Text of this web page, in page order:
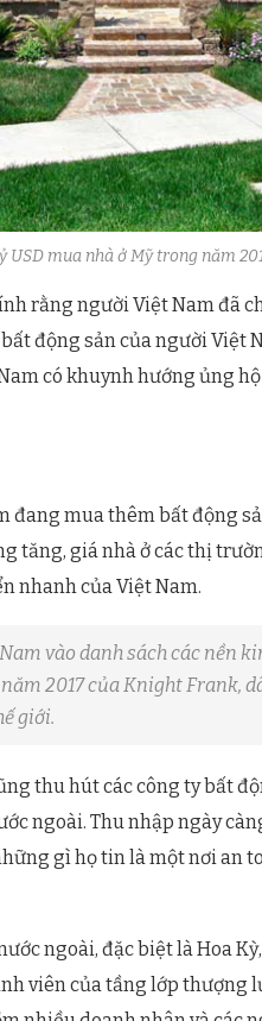
mua nhà ở Mỹ trong năm
rằng người Việt Nam đã
động sản của người Việt
có khuynh hướng ủng
đang mua thêm bất động
tăng, giá nhà ở các thị
nhanh của Việt Nam.
vào danh sách các nền
2017 của Knight Frank,
giới.
thu hút các công ty bất
ngoài. Thu nhập ngày
gì họ tin là một nơi an
ngoài, đặc biệt là Hoa
viên của tầng lớp thượng